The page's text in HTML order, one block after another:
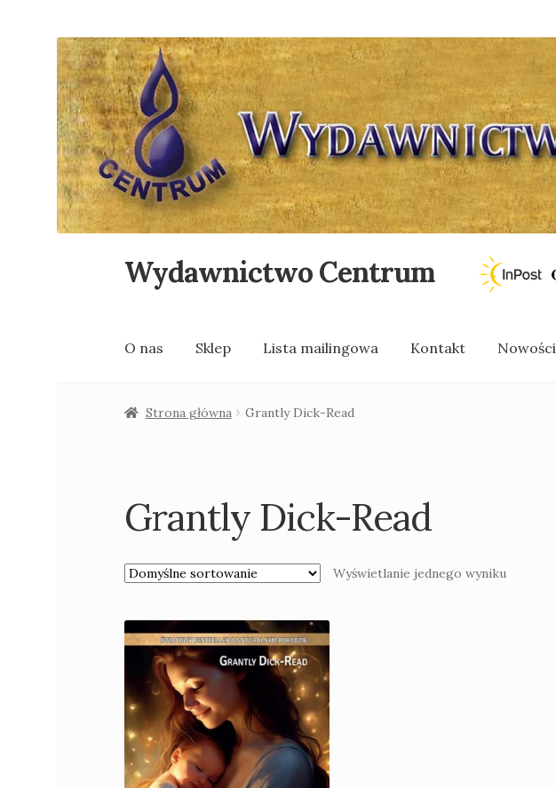
Przejdź
do
Przejdź
do
Wydawnictwo Centrum
O nas Sklep Lista mailingowa Kontakt Nowości
Strona główna Grantly Dick-Read
Grantly Dick-Read
Wyświetlanie jednego wyniku